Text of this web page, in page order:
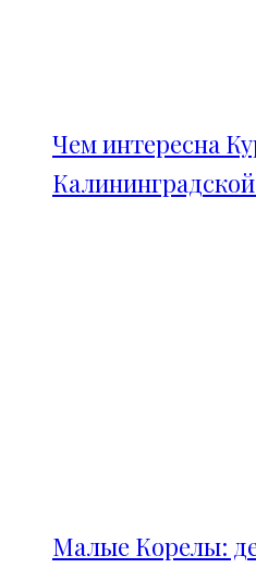
Чем интересна
Малые Корелы: